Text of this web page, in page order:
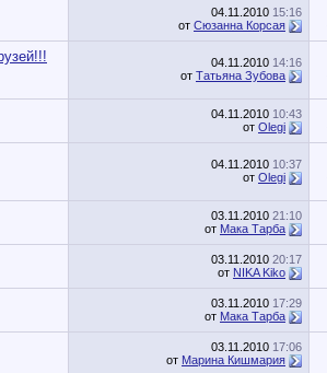
04.11.2010 15:16
от Сюзанна Корсая
04.11.2010 14:16
от Татьяна Зубова
04.11.2010 10:43
от Olegi
04.11.2010 10:37
от Olegi
03.11.2010 21:10
от Мака Тарба
03.11.2010 20:17
от NIKA Kiko
03.11.2010 17:29
от Мака Тарба
03.11.2010 17:06
от Марина Кишмария